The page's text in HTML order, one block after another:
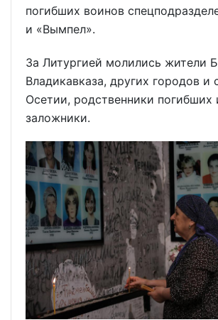
погибших воинов
и «Вымпел».
За Литургией молились жители
Владикавказа, других городов и
Осетии, родственники
заложники.